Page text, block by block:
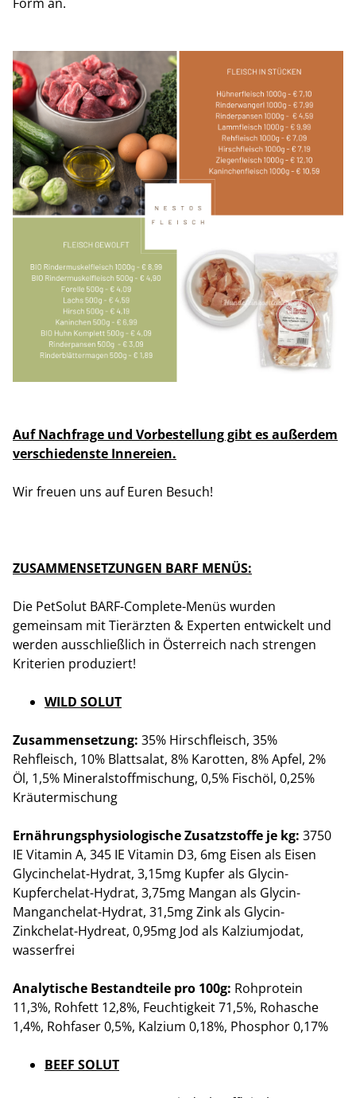
Auf Nachfrage und Vorbestellung gibt es außerdem
verschiedenste Innereien.
Wir freuen uns auf Euren Besuch!
ZUSAMMENSETZUNGEN BARF MENÜS:
Die PetSolut BARF-Complete-Menüs wurden
gemeinsam mit Tierärzten & Experten entwickelt und
werden ausschließlich in Österreich nach strengen
Kriterien produziert!
WILD SOLUT
Zusammensetzung: 35% Hirschfleisch, 35%
Rehfleisch, 10% Blattsalat, 8% Karotten, 8% Apfel, 2%
Öl, 1,5% Mineralstoffmischung, 0,5% Fischöl, 0,25%
Kräutermischung
Ernährungsphysiologische Zusatzstoffe je kg: 3750
IE Vitamin A, 345 IE Vitamin D3, 6mg Eisen als Eisen
Glycinchelat-Hydrat, 3,15mg Kupfer als Glycin-
Kupferchelat-Hydrat, 3,75mg Mangan als Glycin-
Manganchelat-Hydrat, 31,5mg Zink als Glycin-
Zinkchelat-Hydreat, 0,95mg Jod als Kalziumjodat,
wasserfrei
Analytische Bestandteile pro 100g: Rohprotein
11,3%, Rohfett 12,8%, Feuchtigkeit 71,5%, Rohasche
1,4%, Rohfaser 0,5%, Kalzium 0,18%, Phosphor 0,17%
BEEF SOLUT